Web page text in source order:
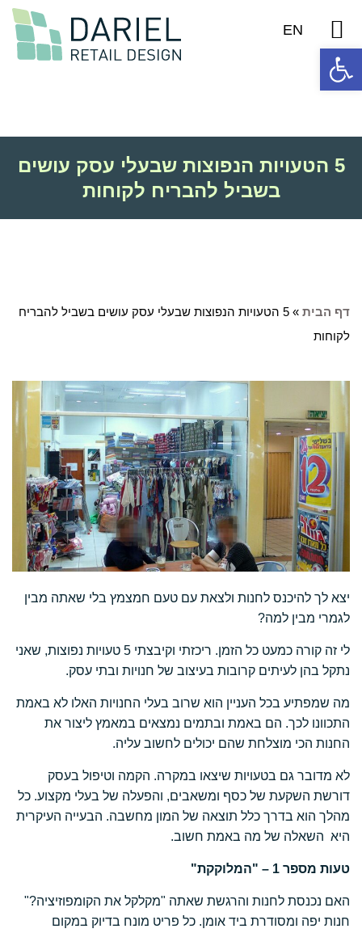
פתח סרגל נגישות
EN
5 הטעויות הנפוצות שבעלי עסק עושים
בשביל להבריח לקוחות
דף הבית »
5 הטעויות הנפוצות שבעלי עסק עושים בשביל להבריח
לקוחות
יצא לך להיכנס לחנות ולצאת עם טעם חמצמץ בלי שאתה מבין
לגמרי מבין למה?
לי זה קורה כמעט כל הזמן. ריכזתי וקיבצתי 5 טעויות נפוצות, שאני
נתקל בהן לעיתים קרובות בעיצוב של חנויות ובתי עסק.
מה שמפתיע בכל העניין הוא שרוב בעלי החנויות האלו לא באמת
התכוונו לכך. הם באמת ובתמים נמצאים במאמץ ליצור את
החנות הכי מוצלחת שהם יכולים לחשוב עליה.
לא מדובר גם בטעויות שיצאו במקרה. הקמה וטיפול בעסק
דורשת השקעת של כסף ומשאבים, והפעלה של בעלי מקצוע. כל
מהלך הוא בדרך כלל תוצאה של המון מחשבה. הבעייה העיקרית
היא השאלה של מה באמת חשוב.
טעות מספר 1 – "המלוקקת"
האם נכנסת לחנות והרגשת שאתה "מקלקל את הקומפוזיציה?"
חנות יפה ומסודרת ביד אומן. כל פריט מונח בדיוק במקום